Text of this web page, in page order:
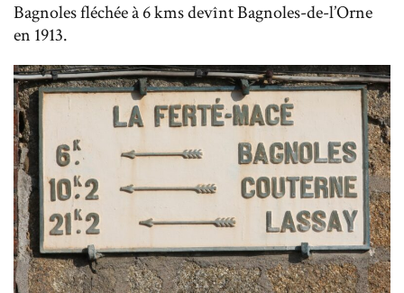
Bagnoles fléchée à 6 kms devînt Bagnoles-de-l’Orne
en 1913.